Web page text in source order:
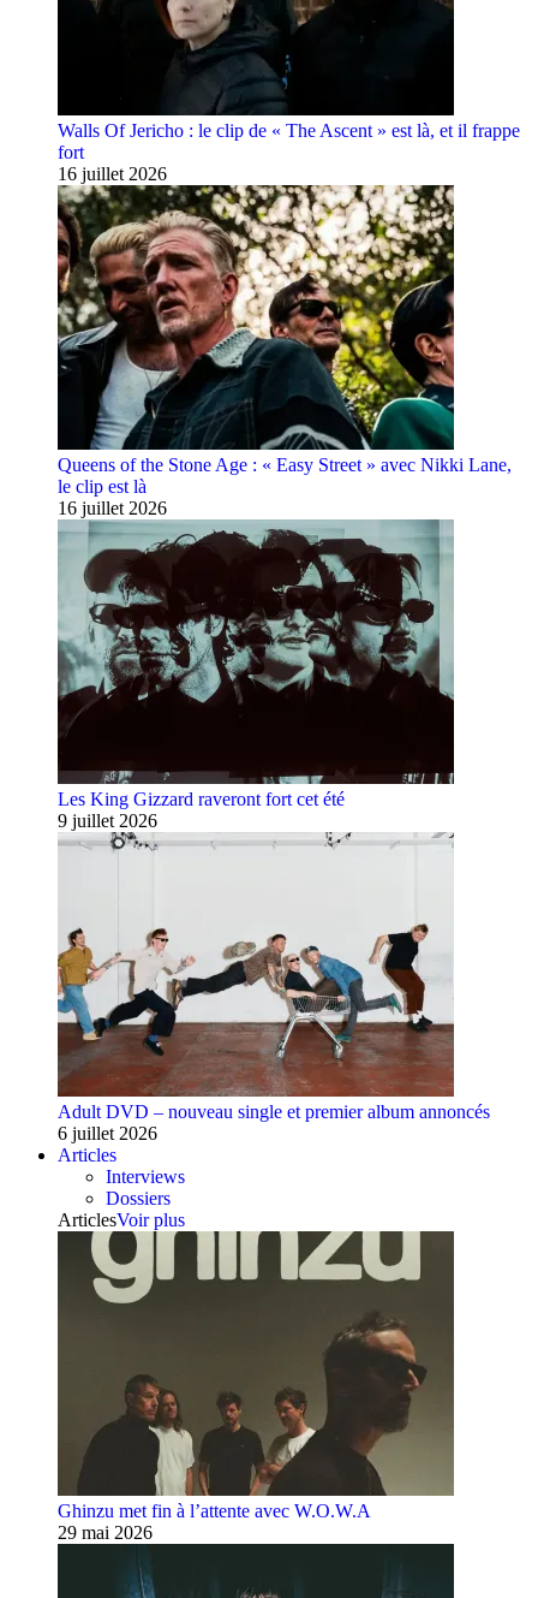
Walls Of Jericho : le clip de « The Ascent » est là, et il frappe
fort
16 juillet 2026
Queens of the Stone Age : « Easy Street » avec Nikki Lane,
le clip est là
16 juillet 2026
Les King Gizzard raveront fort cet été
9 juillet 2026
Adult DVD – nouveau single et premier album annoncés
6 juillet 2026
Articles
Interviews
Dossiers
ArticlesVoir plus
Ghinzu met fin à l’attente avec W.O.W.A
29 mai 2026